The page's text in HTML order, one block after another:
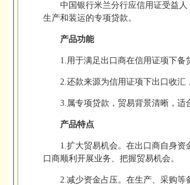
中国银行米兰分行应信用证受益
生产和装运的专项贷款。
产品功能
1.用于满足出口商在信用证项下
2.还款来源为信用证项下出口收汇
3.属专项贷款，贸易背景清晰，适
产品特点
1.扩大贸易机会。在出口商自身
口商顺利开展业务、把握贸易机会。
2.减少资金占压。在生产、采购